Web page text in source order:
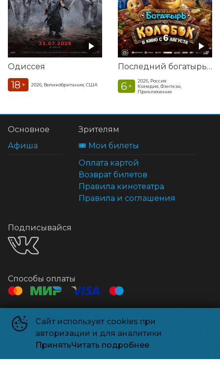
Одиссея
18 + 2026, Великобритания, США
Последний богатырь. Колобок
6 +
2026, Россия
Комедия, Фэнтези,
Приключения
Сайт использует cookies при
авторизации и для аналитики
ПринятьЧитать подробнее
Основное
Афиша
Зрителям
🎟️ Мои билеты
Оплата картой
Возврат билетов
Правила кинотеатра
Правила и соглашения
Подписывайся
Способы оплаты
Контакты
Касса
+7 495 500-91-78
Администрация relizparkzel@mail.ru